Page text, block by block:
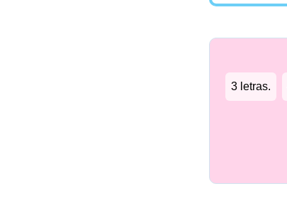
3 letras.